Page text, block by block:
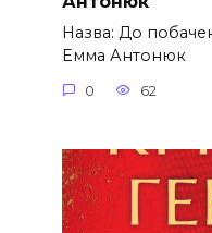
Назва: До
Емма Антонюк
0 62